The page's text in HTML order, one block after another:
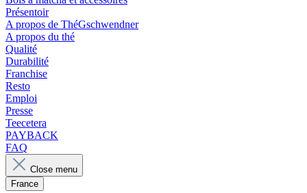
Présentoir
A propos de ThéGschwendner
A propos du thé
Qualité
Durabilité
Franchise
Resto
Emploi
Presse
Teecetera
PAYBACK
FAQ
Close menu
France